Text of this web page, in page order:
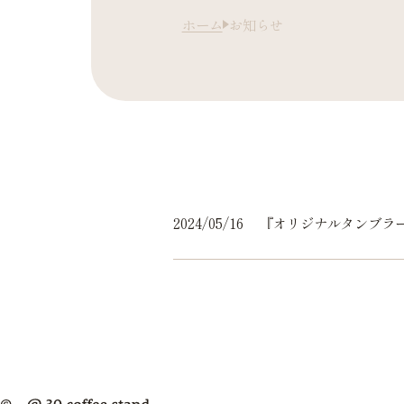
ホーム お知らせ
2024/05/16 『オリジナルタンブラ